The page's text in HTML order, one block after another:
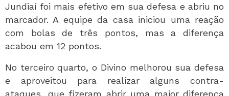
Jundiaí foi mais efetivo em sua defesa e abriu no
marcador. A equipe da casa iniciou uma reação
com bolas de três pontos, mas a diferença
acabou em 12 pontos.
No terceiro quarto, o Divino melhorou sua defesa
e aproveitou para realizar alguns contra-
ataques, que fizeram abrir uma maior diferença